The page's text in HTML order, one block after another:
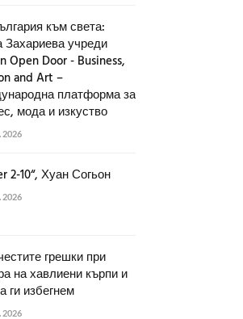
към света:
учреди
Open Door - Business,
and Art –
платформа за
мода и изкуство
2026
2-10“, Хуан Согьон
2026
грешки при
на хавлиени кърпи и
ги избегнем
2026